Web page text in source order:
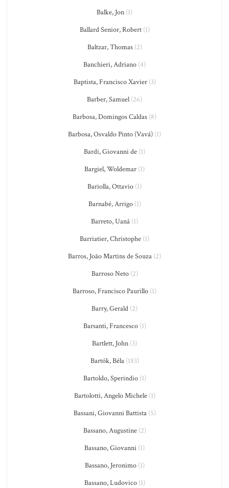
Balke, Jon (1)
Ballard Senior, Robert(1)
Baltzar, Thomas(2)
Banchieri, Adriano (4)
Baptista, Francisco Xavier(3)
Barber, Samuel (26)
Barbosa, Domingos Caldas (8)
Barbosa, Osvaldo Pinto (Vavá) (1)
Bardi, Giovanni de (1)
Bargiel, Woldemar (1)
Bariolla, Ottavio (1)
Barnabé, Arrigo(1)
Barreto, Uaná (1)
Barriatier, Christophe (1)
Barros, João Martins de Souza (2)
Barroso Neto(2)
Barroso, Francisco Paurillo (1)
Barry, Gerald (2)
Barsanti, Francesco(1)
Bartlett, John (3)
Bartók, Béla(183)
Bartoldo, Sperindio(1)
Bartolotti, Angelo Michele(1)
Bassani, Giovanni Battista(5)
Bassano, Augustine(2)
Bassano, Giovanni (1)
Bassano, Jeronimo(1)
Bassano, Ludovico(1)